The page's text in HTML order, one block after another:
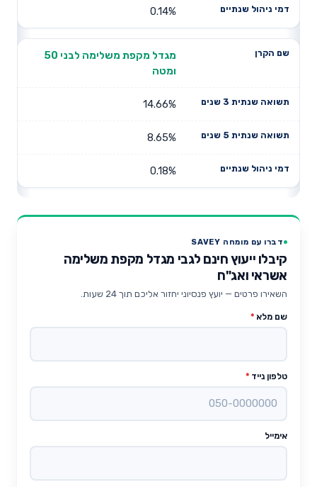
0.14%
מגדל מקפת משלימה לבני 50
ומטה
14.66%
8.65%
0.18%
דברו עם מומחה SAVEY
קיבלו ייעוץ חינם לגבי מגדל מקפת משלימה
אשראי ואג"ח
השאירו פרטים — יועץ פנסיוני יחזור אליכם תוך 24 שעות.
שם מלא *
טלפון נייד *
אימייל